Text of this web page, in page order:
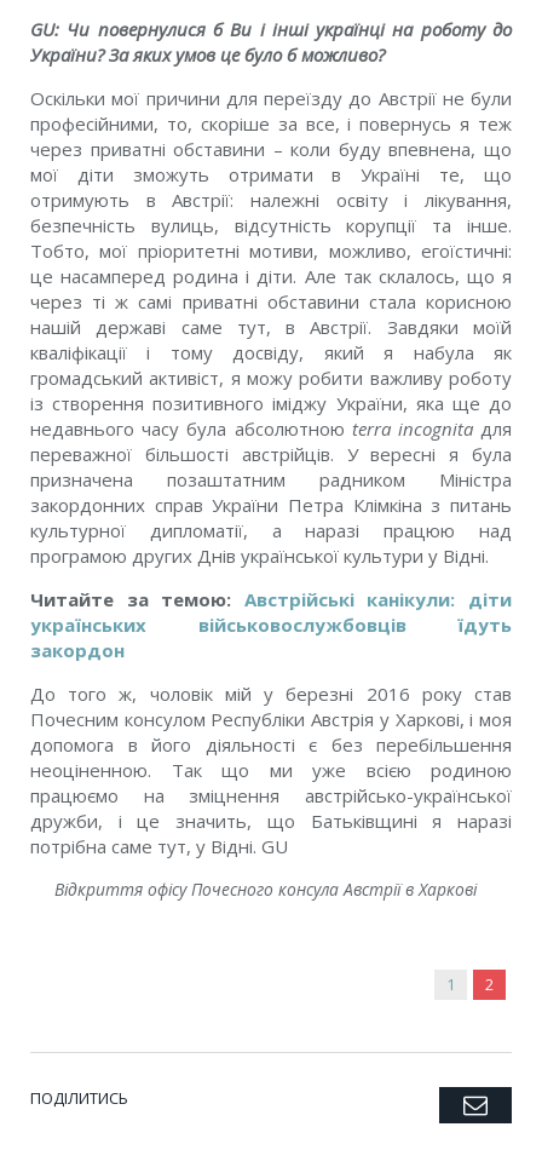
GU: Чи повернулися б Ви і інші українці на роботу до
України? За яких умов це було б можливо?
Оскільки мої причини для переїзду до Австрії не були
професійними, то, скоріше за все, і повернусь я теж
через приватні обставини – коли буду впевнена, що
мої діти зможуть отримати в Україні те, що
отримують в Австрії: належні освіту і лікування,
безпечність вулиць, відсутність корупції та інше.
Тобто, мої пріоритетні мотиви, можливо, егоїстичні:
це насамперед родина і діти. Але так склалось, що я
через ті ж самі приватні обставини стала корисною
нашій державі саме тут, в Австрії. Завдяки моїй
кваліфікації і тому досвіду, який я набула як
громадський активіст, я можу робити важливу роботу
із створення позитивного іміджу України, яка ще до
недавнього часу була абсолютною terra incognitaдля
переважної більшості австрійців. У вересні я була
призначена позаштатним радником Міністра
закордонних справ України Петра Клімкіна з питань
культурної дипломатії, а наразі працюю над
програмою других Днів української культури у Відні.
Читайте за темою: Австрійські канікули: діти
українських військовослужбовців їдуть
закордон
До того ж, чоловік мій у березні 2016 року став
Почесним консулом Республіки Австрія у Харкові, і моя
допомога в його діяльності є без перебільшення
неоціненною. Так що ми уже всією родиною
працюємо на зміцнення австрійсько-української
дружби, і це значить, що Батьківщині я наразі
потрібна саме тут, у Відні. GU
Відкриття офісу Почесного консула Австрії в Харкові
1 2
ПОДІЛИТИСЬ Twitter
Facebook
Google+
Pinterest
LinkedIn
Tumblr